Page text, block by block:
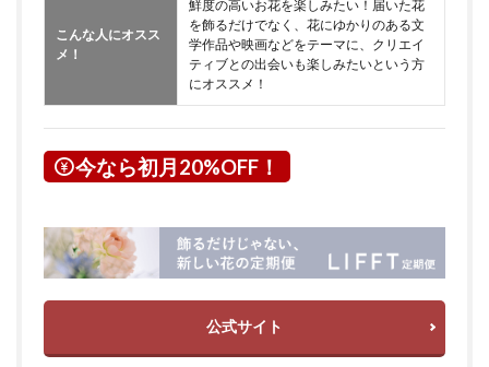
こんな人にオスス
メ！
鮮度の高いお花を楽しみたい！届いた花
を飾るだけでなく、花にゆかりのある文
学作品や映画などをテーマに、クリエイ
ティブとの出会いも楽しみたいという方
にオススメ！
今なら初月20%OFF！
公式サイト